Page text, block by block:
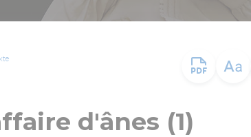
d'ânes (1)